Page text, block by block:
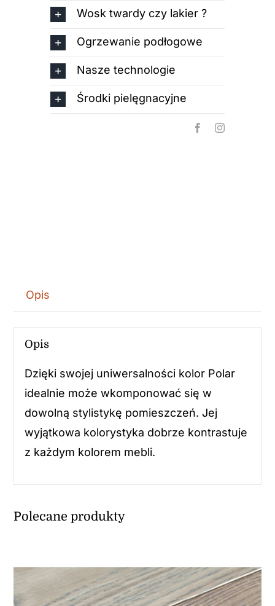
Wosk twardy czy lakier ?
Ogrzewanie podłogowe
Nasze technologie
Środki pielęgnacyjne
Opis
Opis
Dzięki swojej uniwersalności kolor Polar
idealnie może wkomponować się w
dowolną stylistykę pomieszczeń. Jej
wyjątkowa kolorystyka dobrze kontrastuje
z każdym kolorem mebli.
Polecane produkty